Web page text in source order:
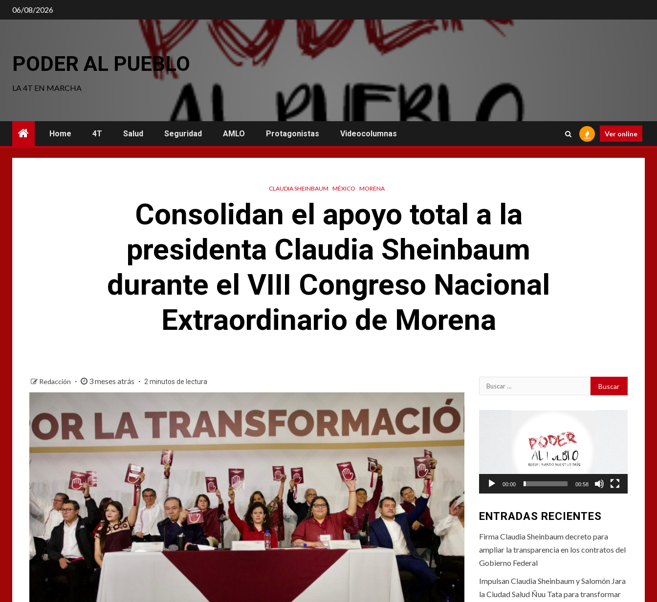
Saltar
al
06/08/2026
PODER AL PUEBLO
LA 4T EN MARCHA
Home 4T Salud Seguridad AMLO Protagonistas Videocolumnas Ver online
CLAUDIA SHEINBAUM MÉXICO MORENA
Consolidan el apoyo total a la
presidenta Claudia Sheinbaum
durante el VIII Congreso Nacional
Extraordinario de Morena
Redacción 3 meses atrás 2 minutos de lectura Buscar:
00:00 00:58
ENTRADAS RECIENTES
Firma Claudia Sheinbaum decreto para
ampliar la transparencia en los contratos del
Gobierno Federal
Impulsan Claudia Sheinbaum y Salomón Jara
la Ciudad Salud Ñuu Tata para transformar